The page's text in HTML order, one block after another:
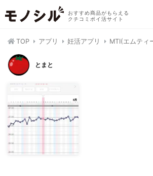
おすすめ商品がもらえる
クチコミポイ活サイト
TOP アプリ 妊活アプリ MTI(エムティ
とまと